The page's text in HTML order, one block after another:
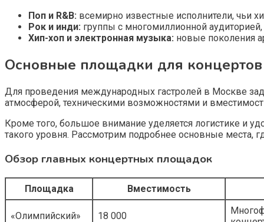
Поп и R&B: всемирно известные исполнители, чьи
Рок и инди: группы с многомиллионной
Хип-хоп и электронная музыка: новые поколения
Основные площадки для
Для проведения международных гастролей в Москве
атмосферой, техническими возможностями и
Кроме того, большое внимание уделяется логистике и
такого уровня. Рассмотрим подробнее основные места,
Обзор главных концертных площадок
Площадка Вместимость
«Олимпийский» 18 000